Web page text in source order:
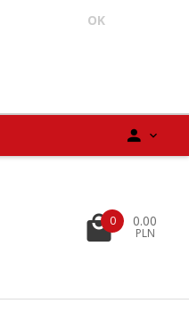
OK
0 0.00
PLN